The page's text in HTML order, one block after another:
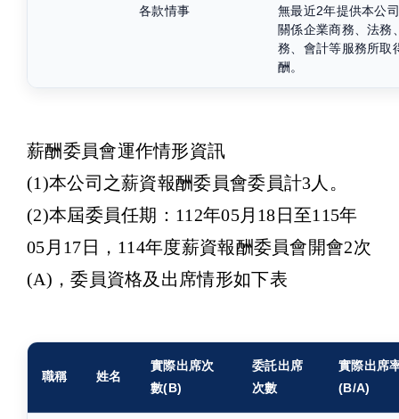
各款情事
無最近2年提供本公
關係企業商務、法務
務、會計等服務所取
酬。
薪酬委員會運作情形資訊
(1)本公司之薪資報酬委員會委員計3人。
(2)本屆委員任期：112年05月18日至115年
05月17日，114年度薪資報酬委員會開會2次
(A)，委員資格及出席情形如下表
職稱 姓名
實際出席次
數(B)
委託出席
次數
實際出席
(B/A)